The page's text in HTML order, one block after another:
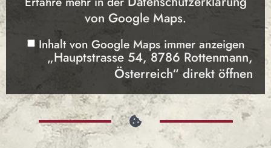
von Google Maps.
Inhalt von Google Maps immer anzeigen
„Hauptstrasse 54, 8786 Rottenmann,
Österreich“ direkt öffnen